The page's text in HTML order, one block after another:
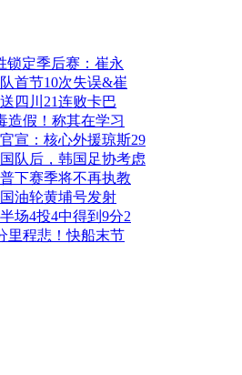
锁定季后赛：崔永
首节10次失误&崔
四川21连败卡巴
造假！称其在学习
宣：核心外援琼斯29
队后，韩国足协考虑
下赛季将不再执教
油轮黄埔号发射
场4投4中得到9分2
里程悲！快船末节